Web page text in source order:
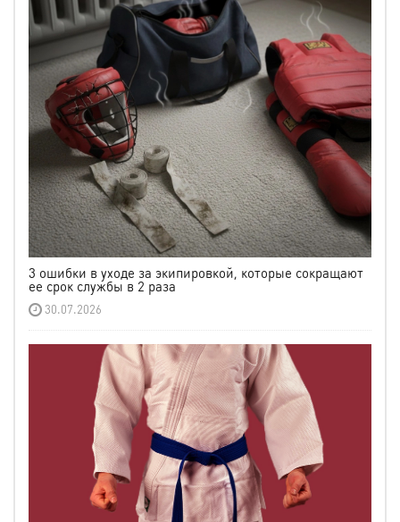
3 ошибки в уходе за экипировкой, которые сокращают
ее срок службы в 2 раза
30.07.2026